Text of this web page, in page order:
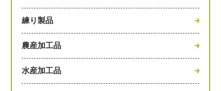
練り製品
農産加工品
水産加工品